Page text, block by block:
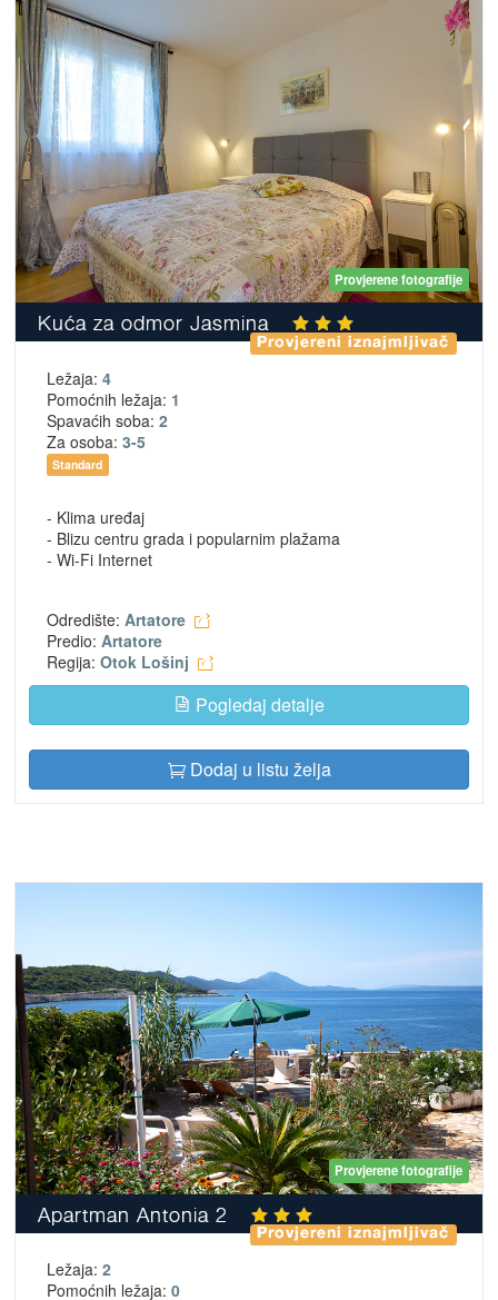
Provjerene fotografije
Kuća za odmor Jasmina
Provjereni iznajmljivač
Ležaja: 4
Pomoćnih ležaja: 1
Spavaćih soba: 2
Za osoba: 3-5
Standard
- Klima uređaj
- Blizu centru grada i popularnim plažama
- Wi-Fi Internet
Odredište: Artatore
Predio: Artatore
Regija: Otok Lošinj
Pogledaj detalje
Dodaj u listu želja
Provjerene fotografije
Apartman Antonia 2
Provjereni iznajmljivač
Ležaja: 2
Pomoćnih ležaja: 0